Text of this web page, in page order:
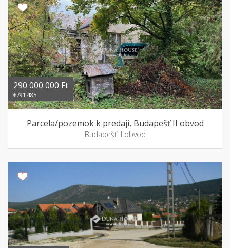
290 000 000 Ft
€791 485
Parcela/pozemok k predaji, Budapešť II obvod
Budapešť II obvod